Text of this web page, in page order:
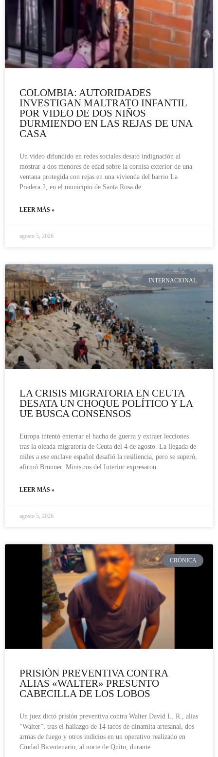
COLOMBIA: AUTORIDADES
INVESTIGAN MALTRATO INFANTIL
POR VIDEO DE DOS NIÑOS
DURMIENDO EN LAS REJAS DE UNA
CASA
Un video difundido en redes sociales desató indignación al
mostrar a dos menores de edad sobre la cornisa exterior de una
ventana protegida con rejas en una vivienda del barrio La
Pradera 2, en el municipio de Santa Rosa de
LEER MÁS »
agosto 5, 2026
INTERNACIONAL
LA CRISIS MIGRATORIA EN CEUTA
DESATA UN CHOQUE POLÍTICO Y LA
UE BUSCA CONSENSOS
Europa intentó enterrar el hacha de guerra y extraer lecciones
tras la oleada migratoria de Ceuta del 4 de agosto. La llegada de
miles a ese enclave español desafió la resiliencia, pero se superó,
afirmó Brunner. Ministros del Interior expresaron
LEER MÁS »
agosto 5, 2026
CRÓNICA
PRISIÓN PREVENTIVA CONTRA
ALIAS «WALTER» PRESUNTO
CABECILLA DE LOS LOBOS
Un juez dictó prisión preventiva contra Walter David L. R., alias
“Walter”, tras el hallazgo de 14 tacos de dinamita artesanal, dos
armas de fuego y otros indicios en un operativo realizado en
Ciudad Bicentenario, al norte de Quito, durante